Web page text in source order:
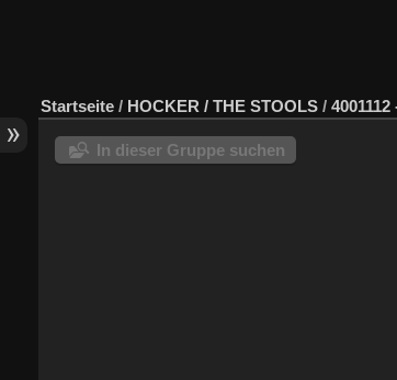
Startseite / HOCKER / THE STOOLS /
In dieser Gruppe suchen